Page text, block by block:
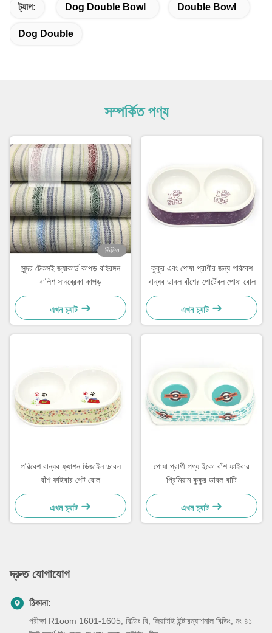
ট্যাগ: Dog Double Bowl Double Bowl
Dog Double
সম্পর্কিত পণ্য
ভিডিও
সুন্দর টেকসই জ্যাকার্ড কাপড় বহিরঙ্গন
বালিশ সানব্রেকা কাপড়
এখন চ্যাট
কুকুর এবং পোষা প্রাণীর জন্য পরিবেশ
বান্ধব ডাবল বাঁশের পোর্টেবল পোষা বোল
এখন চ্যাট
পরিবেশ বান্ধব ফ্যাশন ডিজাইন ডাবল
বাঁশ ফাইবার পেট বোল
এখন চ্যাট
পোষা প্রাণী পণ্য ইকো বাঁশ ফাইবার
প্রিমিয়াম কুকুর ডাবল বাটি
এখন চ্যাট
দ্রুত যোগাযোগ
ঠিকানা:
পরীক্ষা R1oom 1601-1605, বিল্ডিং বি, জিয়াটাই ইন্টারন্যাশনাল বিল্ডিং, নং ৪১